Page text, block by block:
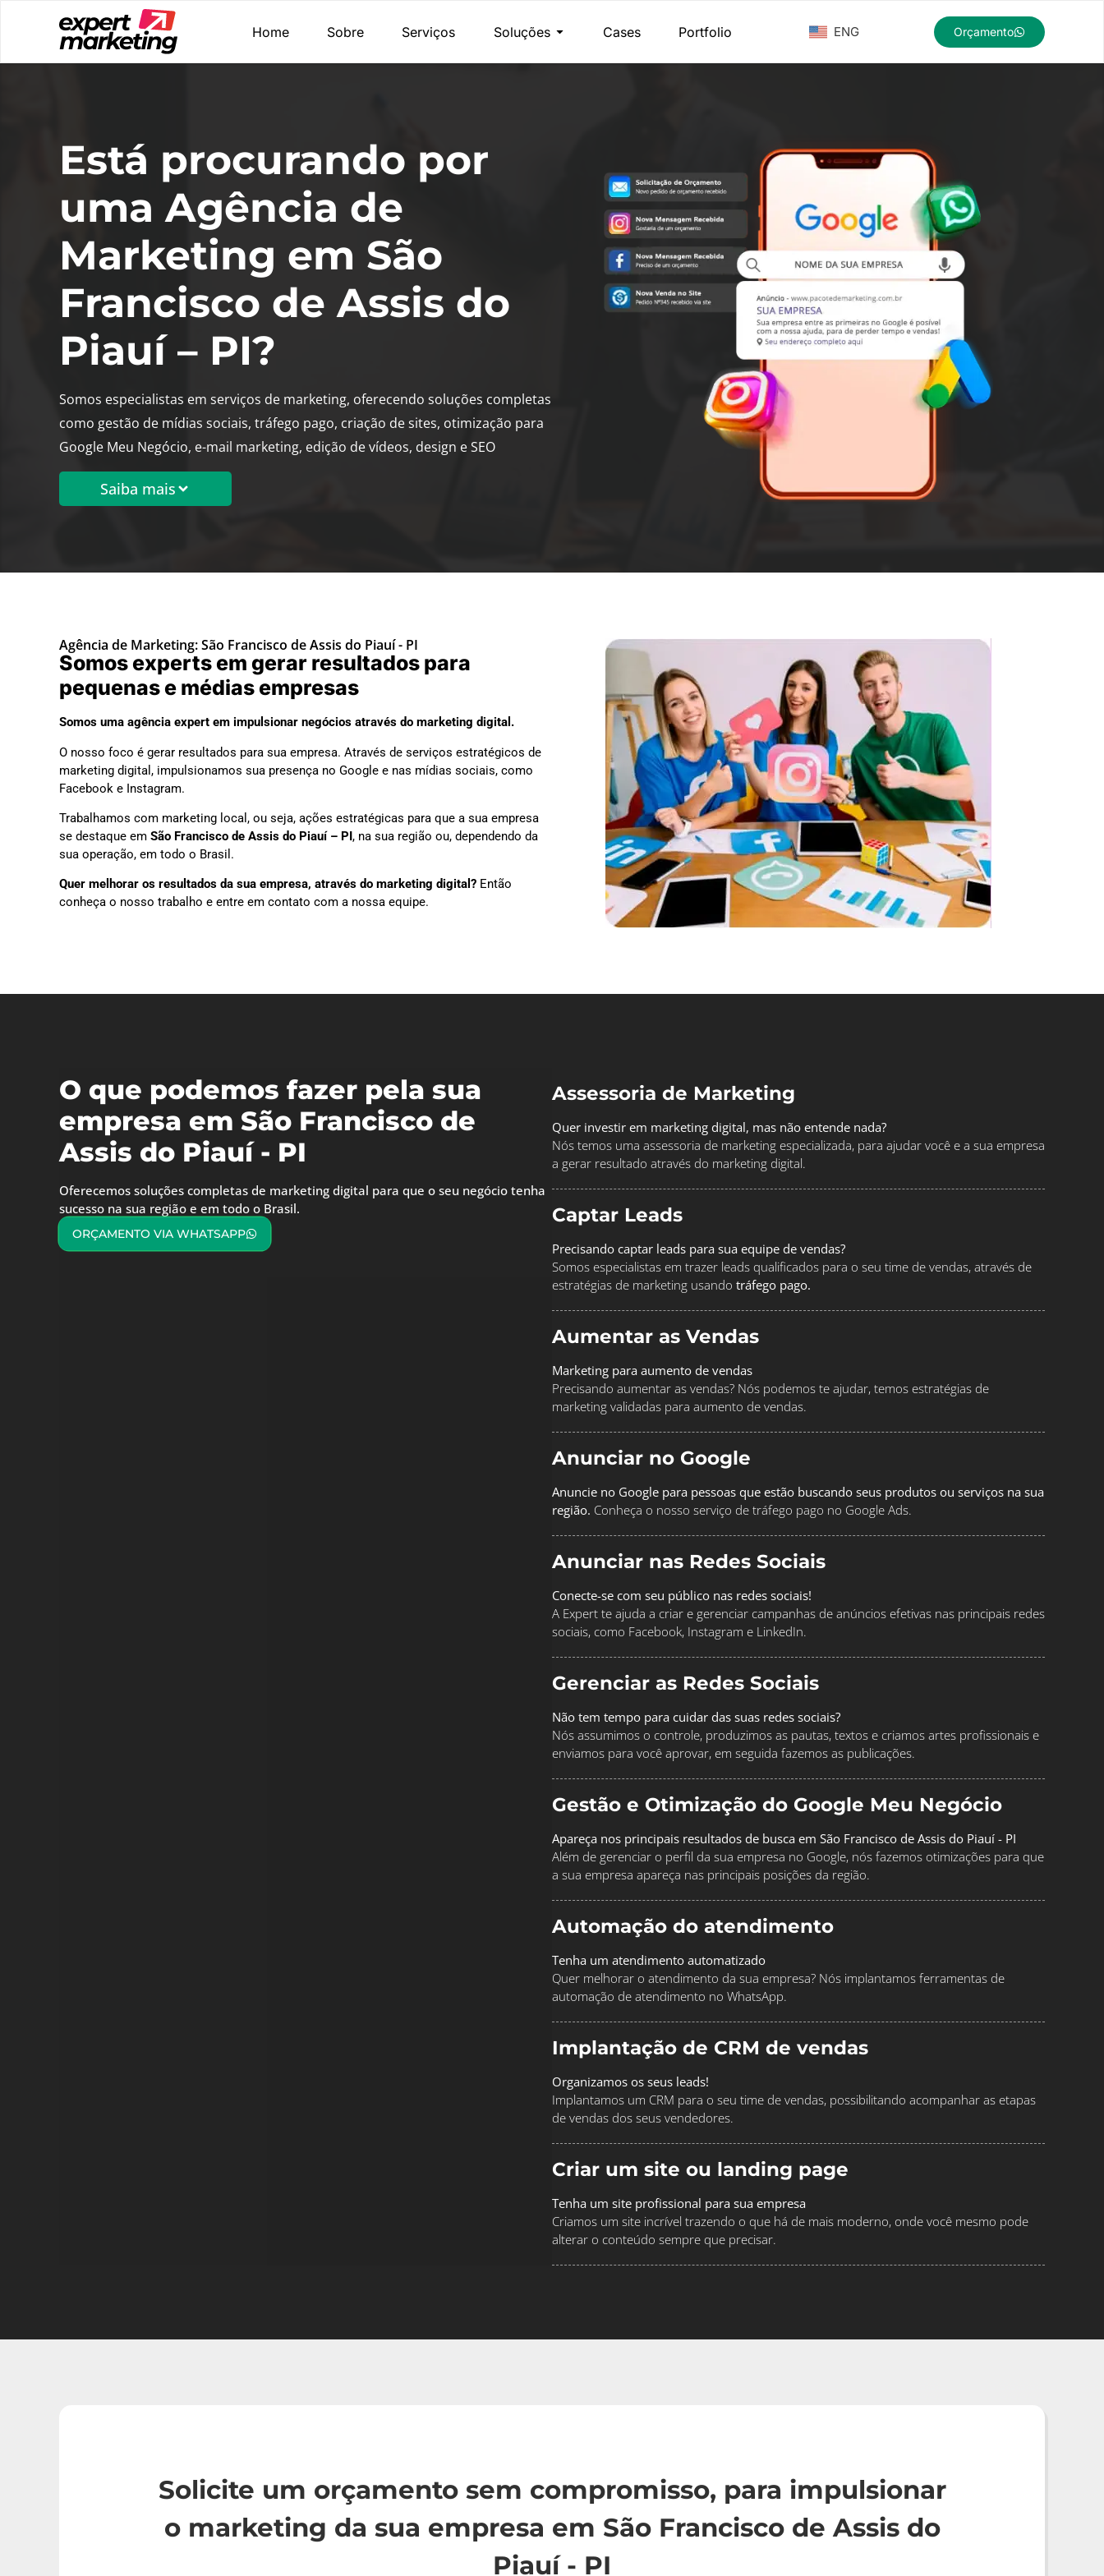
Home Sobre Serviços Soluções Cases Portfolio ENG Orçamento
Está procurando por
uma Agência de
Marketing em São
Francisco de Assis do
Piauí – PI?
Somos especialistas em serviços de marketing, oferecendo soluções completas
como gestão de mídias sociais, tráfego pago, criação de sites, otimização para
Google Meu Negócio, e-mail marketing, edição de vídeos, design e SEO
Saiba mais
Agência de Marketing: São Francisco de Assis do Piauí - PI
Somos experts em gerar resultados para
pequenas e médias empresas
Somos uma agência expert em impulsionar negócios através do marketing digital.
O nosso foco é gerar resultados para sua empresa. Através de serviços estratégicos de
marketing digital, impulsionamos sua presença no Google e nas mídias sociais, como
Facebook e Instagram.
Trabalhamos com marketing local, ou seja, ações estratégicas para que a sua empresa
se destaque em São Francisco de Assis do Piauí – PI, na sua região ou, dependendo da
sua operação, em todo o Brasil.
Quer melhorar os resultados da sua empresa, através do marketing digital? Então
conheça o nosso trabalho e entre em contato com a nossa equipe.
O que podemos fazer pela sua
empresa em São Francisco de
Assis do Piauí - PI
Oferecemos soluções completas de marketing digital para que o seu negócio tenha
sucesso na sua região e em todo o Brasil.
ORÇAMENTO VIA WHATSAPP
Assessoria de Marketing
Quer investir em marketing digital, mas não entende nada?
Nós temos uma assessoria de marketing especializada, para ajudar você e a sua empresa
a gerar resultado através do marketing digital.
Captar Leads
Precisando captar leads para sua equipe de vendas?
Somos especialistas em trazer leads qualificados para o seu time de vendas, através de
estratégias de marketing usando tráfego pago.
Aumentar as Vendas
Marketing para aumento de vendas
Precisando aumentar as vendas? Nós podemos te ajudar, temos estratégias de
marketing validadas para aumento de vendas.
Anunciar no Google
Anuncie no Google para pessoas que estão buscando seus produtos ou serviços na sua
região. Conheça o nosso serviço de tráfego pago no Google Ads.
Anunciar nas Redes Sociais
Conecte-se com seu público nas redes sociais!
A Expert te ajuda a criar e gerenciar campanhas de anúncios efetivas nas principais redes
sociais, como Facebook, Instagram e LinkedIn.
Gerenciar as Redes Sociais
Não tem tempo para cuidar das suas redes sociais?
Nós assumimos o controle, produzimos as pautas, textos e criamos artes profissionais e
enviamos para você aprovar, em seguida fazemos as publicações.
Gestão e Otimização do Google Meu Negócio
Apareça nos principais resultados de busca em São Francisco de Assis do Piauí - PI
Além de gerenciar o perfil da sua empresa no Google, nós fazemos otimizações para que
a sua empresa apareça nas principais posições da região.
Automação do atendimento
Tenha um atendimento automatizado
Quer melhorar o atendimento da sua empresa? Nós implantamos ferramentas de
automação de atendimento no WhatsApp.
Implantação de CRM de vendas
Organizamos os seus leads!
Implantamos um CRM para o seu time de vendas, possibilitando acompanhar as etapas
de vendas dos seus vendedores.
Criar um site ou landing page
Tenha um site profissional para sua empresa
Criamos um site incrível trazendo o que há de mais moderno, onde você mesmo pode
alterar o conteúdo sempre que precisar.
Solicite um orçamento sem compromisso, para impulsionar
o marketing da sua empresa em São Francisco de Assis do
Piauí - PI